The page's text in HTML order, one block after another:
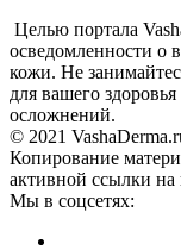
Целью портала
осведомленности о
кожи. Не
для вашего
осложнений.
© 2021
Копирование
активной ссылки на
Мы в соцсетях: